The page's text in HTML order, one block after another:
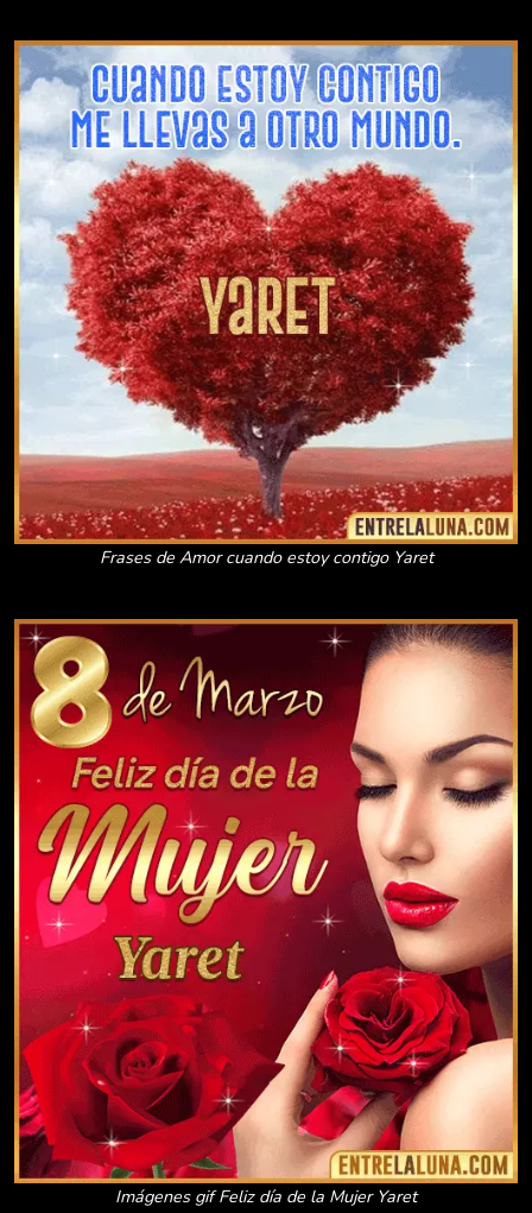
Frases de Amor cuando estoy contigo Yaret
Imágenes gif Feliz día de la Mujer Yaret